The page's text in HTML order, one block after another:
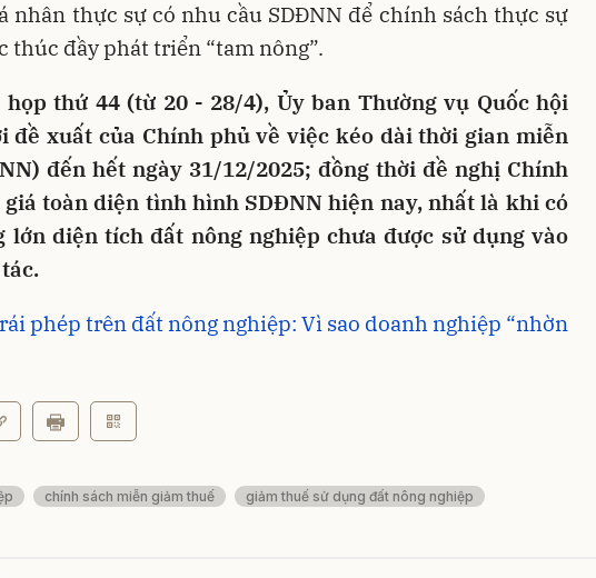
nhân thực sự có nhu cầu SDĐNN để chính sách thực sự
thúc đầy phát triển “tam nông”.
họp thứ 44 (từ 20 - 28/4), Ủy ban Thường vụ Quốc hội
đề xuất của Chính phủ về việc kéo dài thời gian miễn
đến hết ngày 31/12/2025; đồng thời đề nghị Chính
toàn diện tình hình SDĐNN hiện nay, nhất là khi có
lớn diện tích đất nông nghiệp chưa được sử dụng vào
phép trên đất nông nghiệp: Vì sao doanh nghiệp “nhờn
chính sách miễn giảm thuế giảm thuế sử dụng đất nông nghiệp